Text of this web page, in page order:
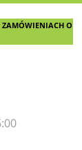
ZAMÓWIENIACH O